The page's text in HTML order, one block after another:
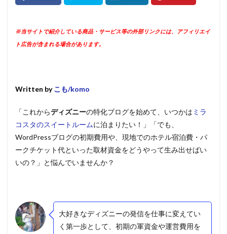
※当サイトで紹介している商品・サービス等の外部リンクには、アフィリエイ
ト広告が含まれる場合があります。
Written by こも/komo
「これからディズニーの特化ブログを始めて、いつかは ミラ
コスタのスイートルームに泊まりたい！」「でも、
WordPressブログの初期費用や、現地でのホテル宿泊費・パ
ークチケット代といった取材資金をどうやって生み出せばい
いの？」と悩んでいませんか？
大好きなディズニーの発信を仕事に変えてい
く第一歩として、初期の軍資金や運営費用を